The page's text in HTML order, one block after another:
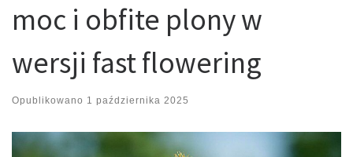
moc i obfite plony w
wersji fast flowering
Opublikowano 1 października 2025